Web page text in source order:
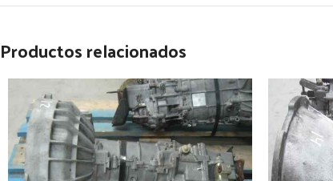
Productos relacionados